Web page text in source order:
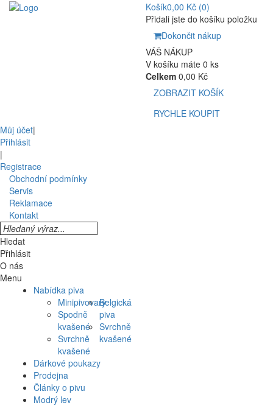
Košík0,00 Kč (0)
Přidali jste do košíku položku
Dokončit nákup
VÁŠ NÁKUP
V košíku máte 0 ks
Celkem 0,00 Kč
ZOBRAZIT KOŠÍK
RYCHLE KOUPIT
Můj účet|
Přihlásit
|
Registrace
Obchodní podmínky
Servis
Reklamace
Kontakt
Hledat
Přihlásit
O nás
Menu
Nabídka piva
Minipivovary
Spodně
kvašené
Svrchně
kvašené
Belgická
piva
Svrchně
kvašené
Dárkové poukazy
Prodejna
Články o pivu
Modrý lev